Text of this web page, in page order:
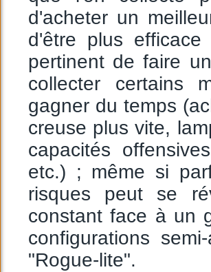
d'acheter un
d'être plus
pertinent de faire
collecter certains
gagner du temps
creuse plus vite,
capacités
etc.) ; même si
risques peut se
constant face à un
configurations
"Rogue-lite".